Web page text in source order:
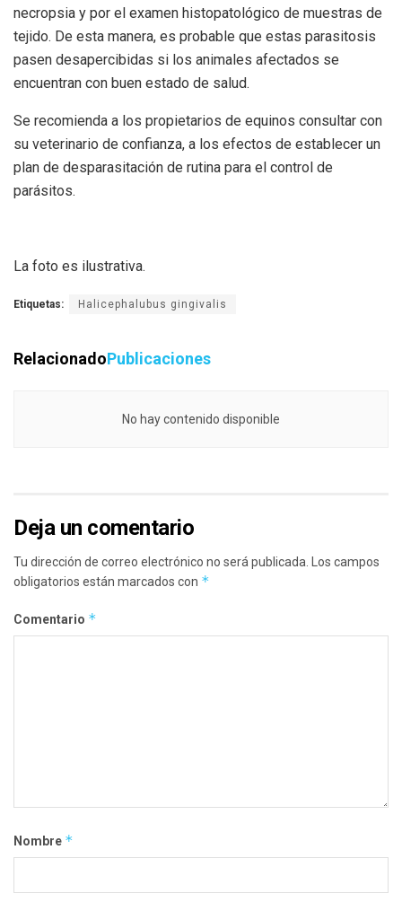
necropsia y por el examen histopatológico de muestras de
tejido. De esta manera, es probable que estas parasitosis
pasen desapercibidas si los animales afectados se
encuentran con buen estado de salud.
Se recomienda a los propietarios de equinos consultar con
su veterinario de confianza, a los efectos de establecer un
plan de desparasitación de rutina para el control de
parásitos.
La foto es ilustrativa.
Etiquetas: Halicephalubus gingivalis
RelacionadoPublicaciones
No hay contenido disponible
Deja un comentario
Tu dirección de correo electrónico no será publicada. Los campos
obligatorios están marcados con *
Comentario *
Nombre *